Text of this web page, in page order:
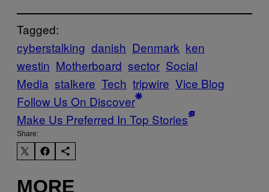
Tagged:
cyberstalking danish Denmark ken
westin Motherboard sector Social
Media stalkere Tech tripwire Vice Blog
Follow Us On Discover
Make Us Preferred In Top Stories
Share:
MORE